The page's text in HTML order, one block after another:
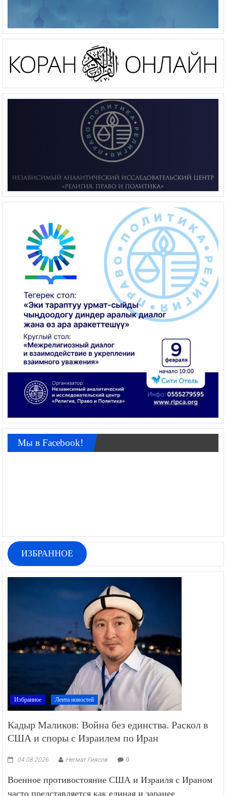
Мы в Facebook!
ИЗБРАННОЕ
Избранное Лента новостей
Кадыр Маликов: Война без единства. Раскол в
США и споры с Израилем по Иран
04.08.2026 Негмат Гиясов 0
Военное противостояние США и Израиля с Ираном
часто представляется как единая и заранее